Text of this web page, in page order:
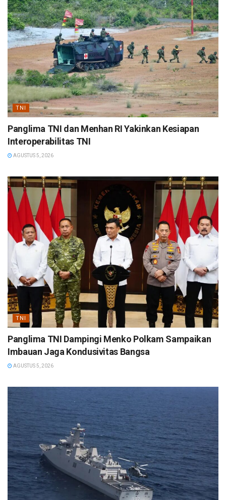
TNI
Panglima TNI dan Menhan RI Yakinkan Kesiapan
Interoperabilitas TNI
AGUSTUS 5, 2026
TNI
Panglima TNI Dampingi Menko Polkam Sampaikan
Imbauan Jaga Kondusivitas Bangsa
AGUSTUS 5, 2026